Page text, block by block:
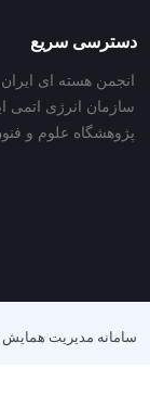
دسترسی سریع
انجمن هسته ای ایران
سازمان انرژی اتمی
پژوهشگاه علوم و
سامانه مدیریت